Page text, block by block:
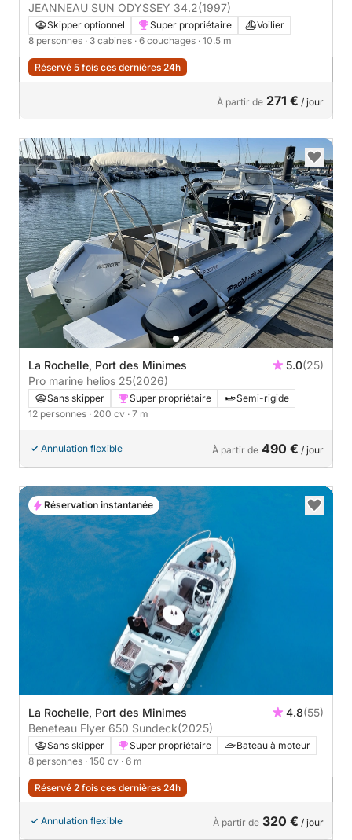
JEANNEAU SUN ODYSSEY 34.2(1997)
Skipper optionnel Super propriétaire
Voilier
8 personnes · 3 cabines · 6 couchages · 10.5 m
Réservé 5 fois ces dernières 24h
À partir de 271 € / jour
La Rochelle, Port des Minimes 5.0(25)
Pro marine helios 25(2026)
Sans skipper Super propriétaire
Semi-rigide
12 personnes · 200 cv · 7 m
Annulation flexible À partir de 490 € / jour
La Rochelle, Port des Minimes 4.8(55)
Beneteau Flyer 650 Sundeck(2025)
Sans skipper Super propriétaire
Bateau à moteur
8 personnes · 150 cv · 6 m
Réservé 2 fois ces dernières 24h
Annulation flexible À partir de 320 € / jour
Réservation instantanée